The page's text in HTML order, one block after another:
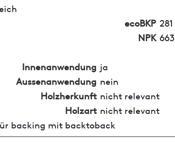
ecoBKP 281
NPK 663
Innenanwendung ja
Aussenanwendung nein
Holzherkunft nicht relevant
Holzart nicht relevant
backing mit backtoback